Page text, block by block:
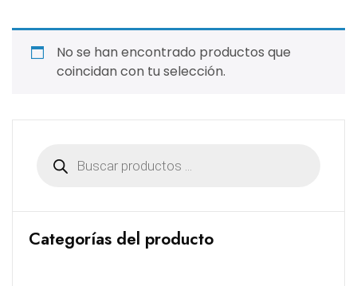
No se han encontrado productos que
coincidan con tu selección.
productos
Categorías del producto